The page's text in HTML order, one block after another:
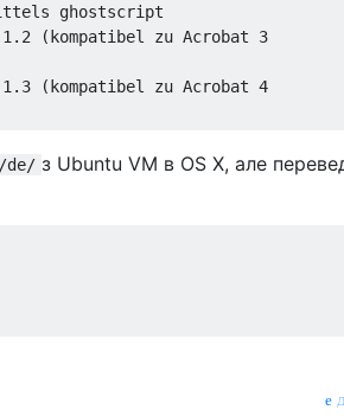
ghostscript
1.2 (kompatibel zu Acrobat
3
1.3 (kompatibel zu Acrobat 4
de/ з Ubuntu VM в OS X, але